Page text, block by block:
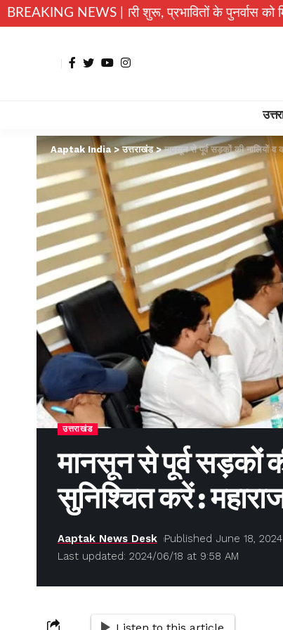
BREAKING NEWS |
शुरू, प्रभावितों के पुनर्वास को मिलेगी नई रफ्तार
Aaptak India>उत्तराखंड>मानसून से पूर्व सड़कों की नालियों
उत्तराखंड
मानसून से पूर्व सड़कों
सुनिश्चित करें :
Last updated: 2024/06/18 at 9:58 AM
Aaptak News Desk Published June 18, 2024